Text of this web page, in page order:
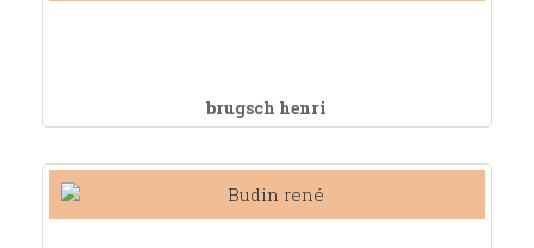
brugsch henri